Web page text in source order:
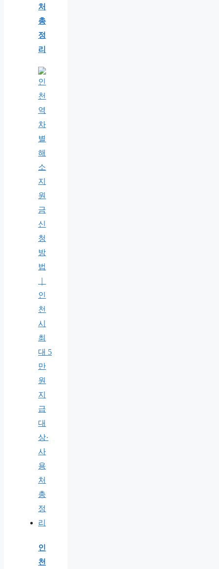
처
총
정
리
인
천